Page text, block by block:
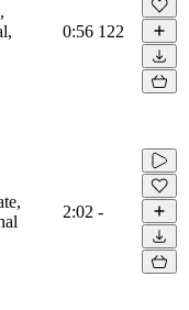
0:56 122
2:02 -